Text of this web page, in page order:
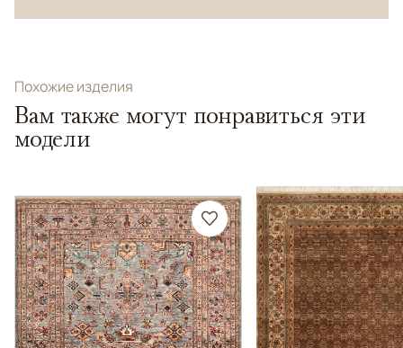
Похожие изделия
Вам также могут понравиться эти
модели